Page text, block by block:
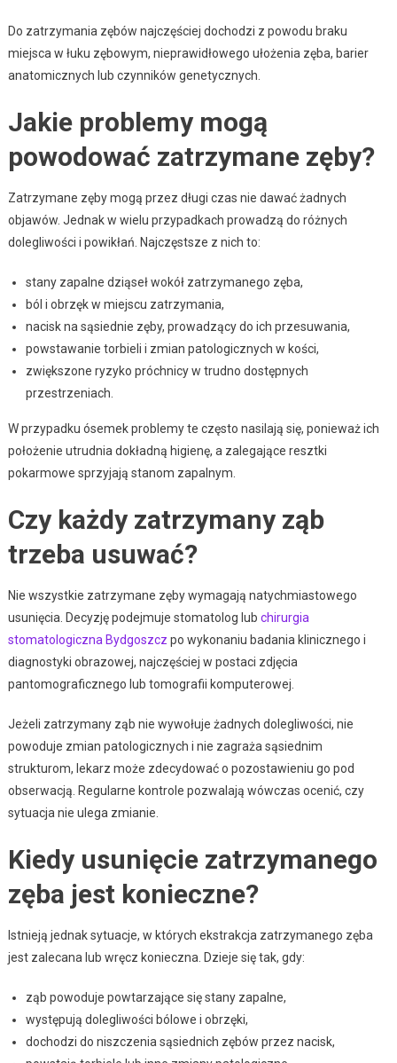
Do zatrzymania zębów najczęściej dochodzi z powodu braku
miejsca w łuku zębowym, nieprawidłowego ułożenia zęba, barier
anatomicznych lub czynników genetycznych.
Jakie problemy mogą
powodować zatrzymane zęby?
Zatrzymane zęby mogą przez długi czas nie dawać żadnych
objawów. Jednak w wielu przypadkach prowadzą do różnych
dolegliwości i powikłań. Najczęstsze z nich to:
stany zapalne dziąseł wokół zatrzymanego zęba,
ból i obrzęk w miejscu zatrzymania,
nacisk na sąsiednie zęby, prowadzący do ich przesuwania,
powstawanie torbieli i zmian patologicznych w kości,
zwiększone ryzyko próchnicy w trudno dostępnych
przestrzeniach.
W przypadku ósemek problemy te często nasilają się, ponieważ ich
położenie utrudnia dokładną higienę, a zalegające resztki
pokarmowe sprzyjają stanom zapalnym.
Czy każdy zatrzymany ząb
trzeba usuwać?
Nie wszystkie zatrzymane zęby wymagają natychmiastowego
usunięcia. Decyzję podejmuje stomatolog lub chirurgia
stomatologiczna Bydgoszcz po wykonaniu badania klinicznego i
diagnostyki obrazowej, najczęściej w postaci zdjęcia
pantomograficznego lub tomografii komputerowej.
Jeżeli zatrzymany ząb nie wywołuje żadnych dolegliwości, nie
powoduje zmian patologicznych i nie zagraża sąsiednim
strukturom, lekarz może zdecydować o pozostawieniu go pod
obserwacją. Regularne kontrole pozwalają wówczas ocenić, czy
sytuacja nie ulega zmianie.
Kiedy usunięcie zatrzymanego
zęba jest konieczne?
Istnieją jednak sytuacje, w których ekstrakcja zatrzymanego zęba
jest zalecana lub wręcz konieczna. Dzieje się tak, gdy:
ząb powoduje powtarzające się stany zapalne,
występują dolegliwości bólowe i obrzęki,
dochodzi do niszczenia sąsiednich zębów przez nacisk,